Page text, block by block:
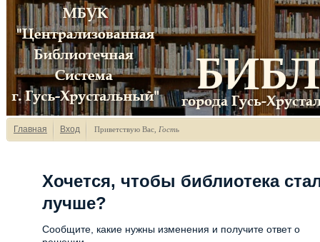
Главная Вход Приветствую Вас Гость
Хочется, чтобы библиотека
лучше?
Сообщите, какие нужны изменения и получите ответ о